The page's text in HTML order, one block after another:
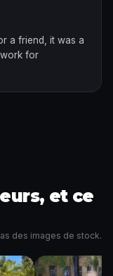
a friend, it was a
for
et ce
des images de stock.